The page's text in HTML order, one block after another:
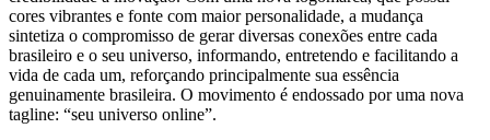
cores vibrantes e fonte com maior personalidade, a mudança
sintetiza o compromisso de gerar diversas conexões entre cada
brasileiro e o seu universo, informando, entretendo e facilitando a
vida de cada um, reforçando principalmente sua essência
genuinamente brasileira. O movimento é endossado por uma nova
tagline: “seu universo online”.